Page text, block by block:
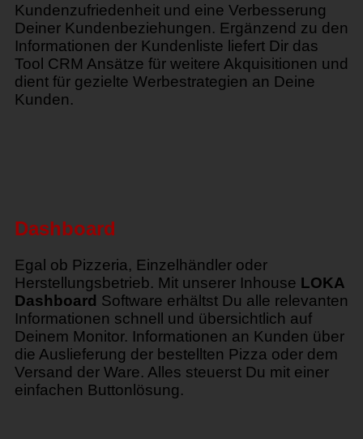
Kundenzufriedenheit und eine Verbesserung
Deiner Kundenbeziehungen. Ergänzend zu den
Informationen der Kundenliste liefert Dir das
Tool CRM Ansätze für weitere Akquisitionen und
dient für gezielte Werbestrategien an Deine
Kunden.
Dashboard
Egal ob Pizzeria, Einzelhändler oder
Herstellungsbetrieb. Mit unserer Inhouse LOKA
Dashboard Software erhältst Du alle relevanten
Informationen schnell und übersichtlich auf
Deinem Monitor. Informationen an Kunden über
die Auslieferung der bestellten Pizza oder dem
Versand der Ware. Alles steuerst Du mit einer
einfachen Buttonlösung.